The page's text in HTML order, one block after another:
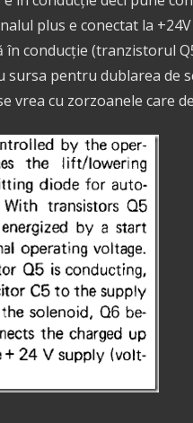
plus e conectat la
conducție (tranzistorul
sursa pentru dublarea de
vrea cu zorzoanele care